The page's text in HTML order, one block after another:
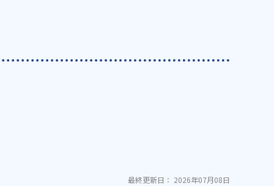
最終更新日： 2026年07月08日